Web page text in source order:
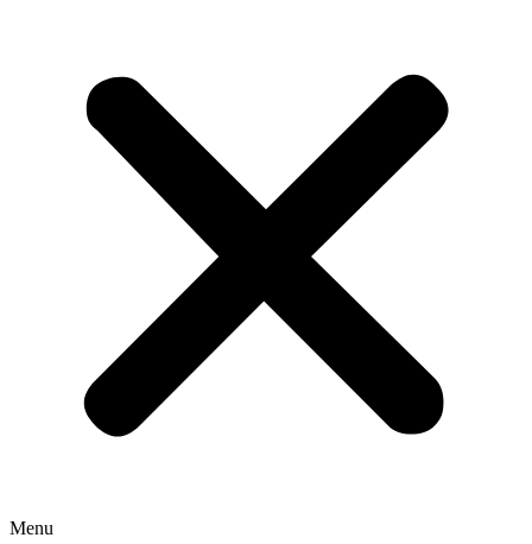
Menu